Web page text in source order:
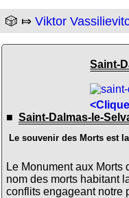
🎲 ⤇ Viktor
Saint-
■ Saint-Dalmas-le-
Le souvenir des Morts est
Le Monument aux Morts
nom des morts habitant
conflits engageant notre